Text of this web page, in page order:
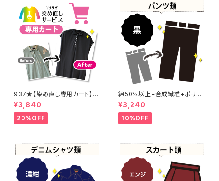
937★【染め直し専用カート】4
800円
¥3,840
20%OFF
綿50%以上+合成繊維+ポリウ
レタン 黒染め パンツ 【元色：
黒】 -染め直し[漆黒 - Black]4
01-0076
¥3,240
10%OFF